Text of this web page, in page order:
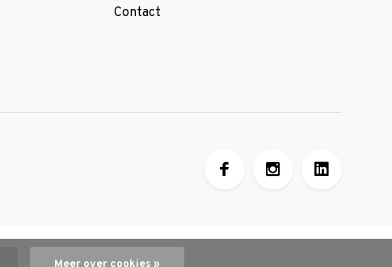
Contact
Meer over cookies »